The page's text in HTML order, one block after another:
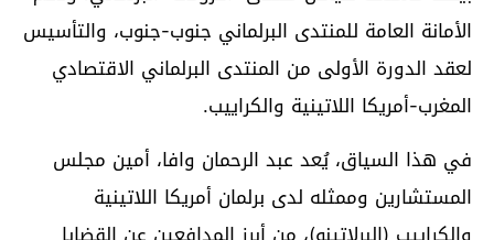
الأمانة العامة للمنتدى البرلماني جنوب-جنوب، والتأسيس
لعقد الدورة الأولى من المنتدى البرلماني الاقتصادي
المغرب-أمريكا اللاتينية والكراييب.
في هذا السياق، يُعد عبد الرحمان وافا، أمين مجلس
المستشارين وممثله لدى برلمان أمريكا اللاتينية